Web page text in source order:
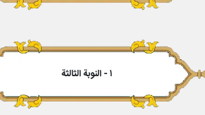
۱ - النوبة الثالثة